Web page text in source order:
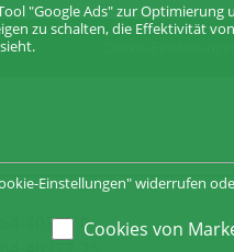
40377-0
"Google Ads" zur Optimierung
zu schalten, die Effektivität
Einstellungen" widerrufen
Cookies von